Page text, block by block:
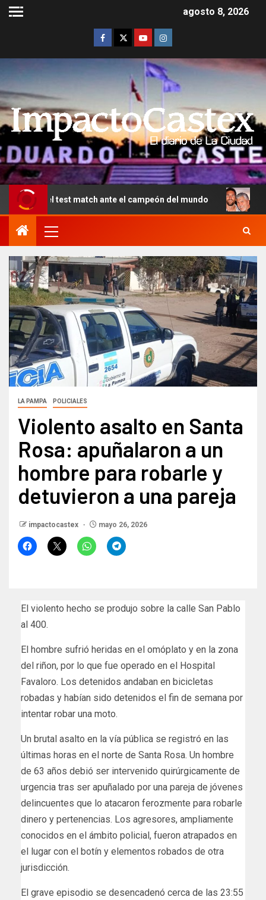
agosto 8, 2026
match ante el campeón del mundo Murió Jorge
LA PAMPA POLICIALES
Violento asalto en Santa
Rosa: apuñalaron a un
hombre para robarle y
detuvieron a una pareja
impactocastex mayo 26, 2026
El violento hecho se produjo sobre la calle San Pablo
al 400.
El hombre sufrió heridas en el omóplato y en la zona
del riñon, por lo que fue operado en el Hospital
Favaloro. Los detenidos andaban en bicicletas
robadas y habían sido detenidos el fin de semana por
intentar robar una moto.
Un brutal asalto en la vía pública se registró en las
últimas horas en el norte de Santa Rosa. Un hombre
de 63 años debió ser intervenido quirúrgicamente de
urgencia tras ser apuñalado por una pareja de jóvenes
delincuentes que lo atacaron ferozmente para robarle
dinero y pertenencias. Los agresores, ampliamente
conocidos en el ámbito policial, fueron atrapados en
el lugar con el botín y elementos robados de otra
jurisdicción.
El grave episodio se desencadenó cerca de las 23:55